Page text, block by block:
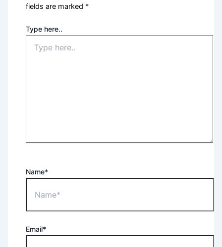
fields are marked *
Type here..
Name*
Email*